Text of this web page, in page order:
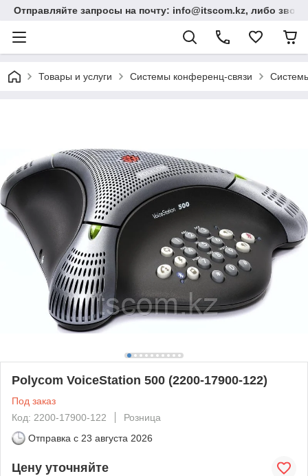
Отправляйте запросы на почту: info@itscom.kz, либо
Товары и услуги Системы конференц-связи
Polycom VoiceStation 500 (2200-17900-122)
Под заказ
Код: 2200-17900-122
Розница
Отправка с 23 августа 2026
Цену уточняйте